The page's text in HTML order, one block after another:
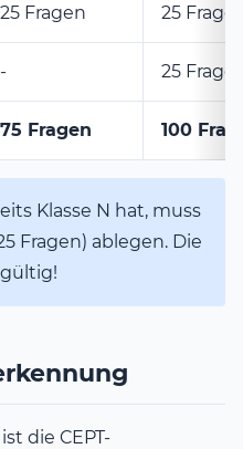
25 Fragen 25
- 25
75 Fragen 100
Klasse N hat, muss
Fragen) ablegen. Die
die CEPT-